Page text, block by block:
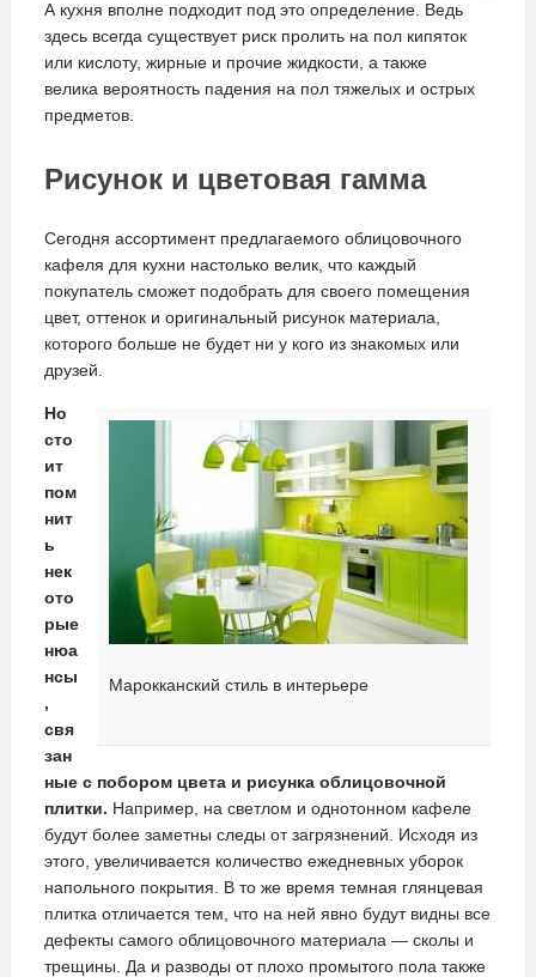
А кухня вполне подходит под это определение. Ведь
здесь всегда существует риск пролить на пол кипяток
или кислоту, жирные и прочие жидкости, а также
велика вероятность падения на пол тяжелых и острых
предметов.
Рисунок и цветовая гамма
Сегодня ассортимент предлагаемого облицовочного
кафеля для кухни настолько велик, что каждый
покупатель сможет подобрать для своего помещения
цвет, оттенок и оригинальный рисунок материала,
которого больше не будет ни у кого из знакомых или
друзей.
Марокканский стиль в интерьере
Но
сто
ит
пом
нит
ь
нек
ото
рые
нюа
нсы
,
свя
зан
ные с побором цвета и рисунка облицовочной
плитки. Например, на светлом и однотонном кафеле
будут более заметны следы от загрязнений. Исходя из
этого, увеличивается количество ежедневных уборок
напольного покрытия. В то же время темная глянцевая
плитка отличается тем, что на ней явно будут видны все
дефекты самого облицовочного материала — сколы и
трещины. Да и разводы от плохо промытого пола также